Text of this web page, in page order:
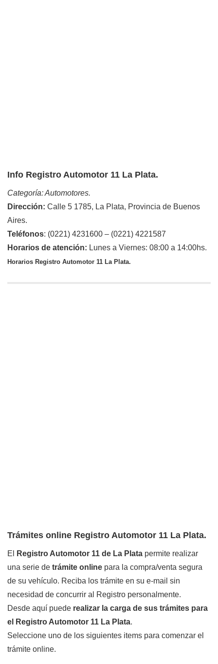
Info Registro Automotor 11 La Plata.
Categoría: Automotores.
Dirección: Calle 5 1785, La Plata, Provincia de Buenos
Aires.
Teléfonos: (0221) 4231600 – (0221) 4221587
Horarios de atención: Lunes a Viernes: 08:00 a 14:00hs.
Horarios Registro Automotor 11 La Plata.
Trámites online Registro Automotor 11 La Plata.
El Registro Automotor 11 de La Plata permite realizar
una serie de trámite online para la compra/venta segura
de su vehículo. Reciba los trámite en su e-mail sin
necesidad de concurrir al Registro personalmente.
Desde aquí puede realizar la carga de sus trámites para
el Registro Automotor 11 La Plata.
Seleccione uno de los siguientes items para comenzar el
trámite online.